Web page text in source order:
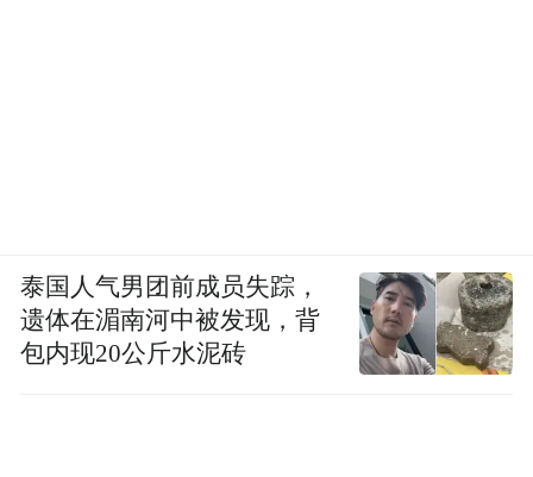
泰国人气男团前成员失踪，
遗体在湄南河中被发现，背
包内现20公斤水泥砖